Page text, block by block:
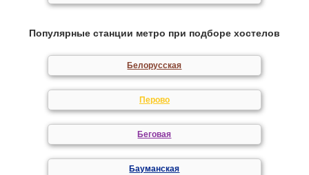
Популярные станции метро при подборе хостелов
Белорусская
Перово
Беговая
Бауманская